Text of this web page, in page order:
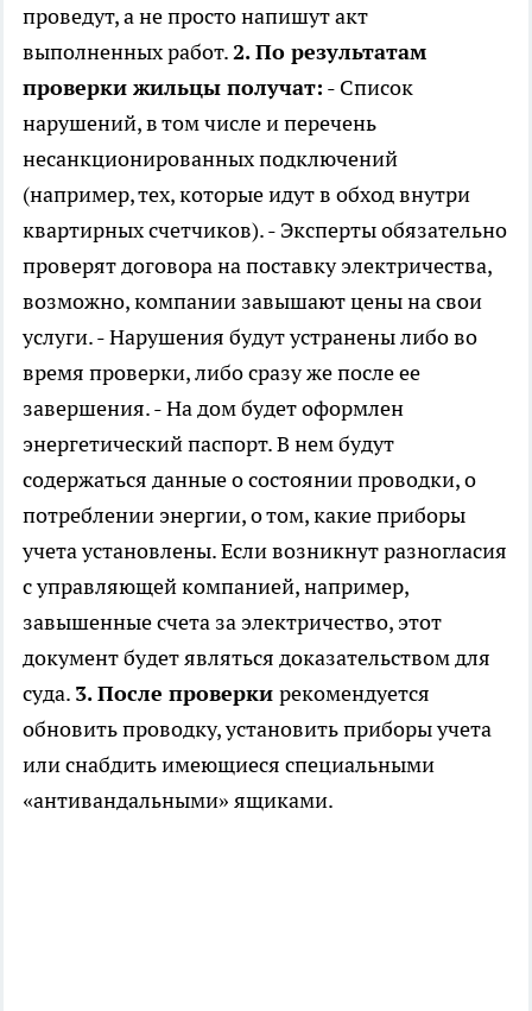
проведут, а не просто напишут акт
выполненных работ.2. По результатам
проверки жильцы получат: - Список
нарушений, в том числе и перечень
несанкционированных подключений
(например, тех, которые идут в обход внутри
квартирных счетчиков). - Эксперты обязательно
проверят договора на поставку электричества,
возможно, компании завышают цены на свои
услуги. - Нарушения будут устранены либо во
время проверки, либо сразу же после ее
завершения. - На дом будет оформлен
энергетический паспорт. В нем будут
содержаться данные о состоянии проводки, о
потреблении энергии, о том, какие приборы
учета установлены. Если возникнут разногласия
с управляющей компанией, например,
завышенные счета за электричество, этот
документ будет являться доказательством для
суда. 3. После проверки рекомендуется
обновить проводку, установить приборы учета
или снабдить имеющиеся специальными
«антивандальными» ящиками.